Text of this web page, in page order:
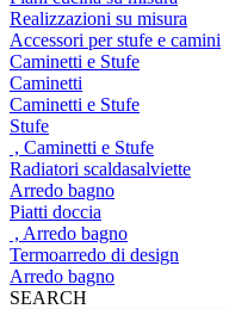
Realizzazioni su misura
Accessori per stufe e camini
Caminetti e Stufe
Caminetti
Caminetti e Stufe
Stufe
, Caminetti e Stufe
Radiatori scaldasalviette
Arredo bagno
Piatti doccia
, Arredo bagno
Termoarredo di design
Arredo bagno
SEARCH